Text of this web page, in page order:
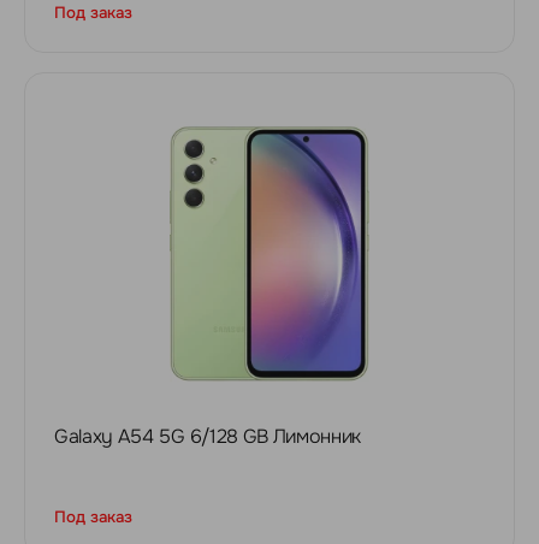
Под заказ
Galaxy A54 5G 6/128 GB Лимонник
Под заказ